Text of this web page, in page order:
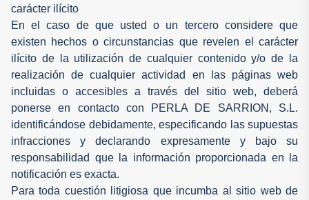
carácter ilícito
En el caso de que usted o un tercero considere que
existen hechos o circunstancias que revelen el carácter
ilícito de la utilización de cualquier contenido y/o de la
realización de cualquier actividad en las páginas web
incluidas o accesibles a través del sitio web, deberá
ponerse en contacto con PERLA DE SARRION, S.L.
identificándose debidamente, especificando las supuestas
infracciones y declarando expresamente y bajo su
responsabilidad que la información proporcionada en la
notificación es exacta.
Para toda cuestión litigiosa que incumba al sitio web de